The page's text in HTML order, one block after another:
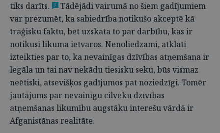
tiks darīts.
3
Tādējādi vairumā no šiem gadījumiem
var prezumēt, ka sabiedrība notikušo akceptē kā
traģisku faktu, bet uzskata to par darbību, kas ir
notikusi likuma ietvaros. Nenoliedzami, atklāti
izteikties par to, ka nevainīgas dzīvības atņemšana ir
legāla un tai nav nekādu tiesisku seku, būs vismaz
neētiski, atsevišķos gadījumos pat noziedzīgi. Tomēr
jautājums par nevainīgu cilvēku dzīvības
atņemšanas likumību augstāku interešu vārdā ir
Afganistānas realitāte.